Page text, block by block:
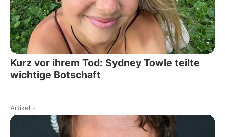
Kurz vor ihrem Tod: Sydney Towle teilte
wichtige Botschaft
Artikel -